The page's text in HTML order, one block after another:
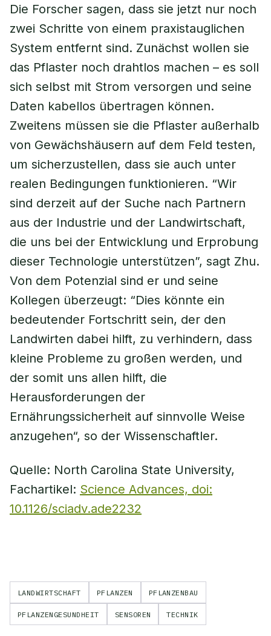
Die Forscher sagen, dass sie jetzt nur noch
zwei Schritte von einem praxistauglichen
System entfernt sind. Zunächst wollen sie
das Pflaster noch drahtlos machen – es soll
sich selbst mit Strom versorgen und seine
Daten kabellos übertragen können.
Zweitens müssen sie die Pflaster außerhalb
von Gewächshäusern auf dem Feld testen,
um sicherzustellen, dass sie auch unter
realen Bedingungen funktionieren. “Wir
sind derzeit auf der Suche nach Partnern
aus der Industrie und der Landwirtschaft,
die uns bei der Entwicklung und Erprobung
dieser Technologie unterstützen”, sagt Zhu.
Von dem Potenzial sind er und seine
Kollegen überzeugt: “Dies könnte ein
bedeutender Fortschritt sein, der den
Landwirten dabei hilft, zu verhindern, dass
kleine Probleme zu großen werden, und
der somit uns allen hilft, die
Herausforderungen der
Ernährungssicherheit auf sinnvolle Weise
anzugehen“, so der Wissenschaftler.
Quelle: North Carolina State University,
Fachartikel: Science Advances, doi:
10.1126/sciadv.ade2232
LANDWIRTSCHAFT PFLANZEN PFLANZENBAU
PFLANZENGESUNDHEIT SENSOREN TECHNIK